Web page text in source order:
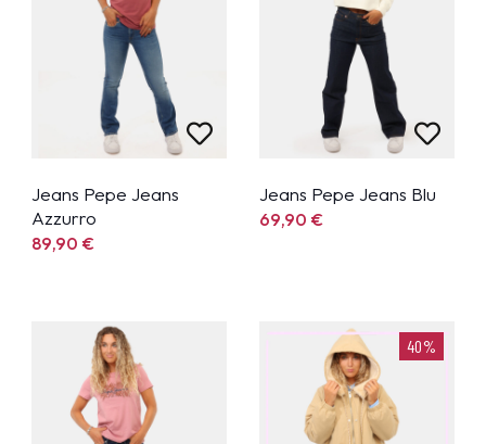
Jeans Pepe Jeans
Azzurro
89,90€
Jeans Pepe Jeans Blu
69,90€
40%